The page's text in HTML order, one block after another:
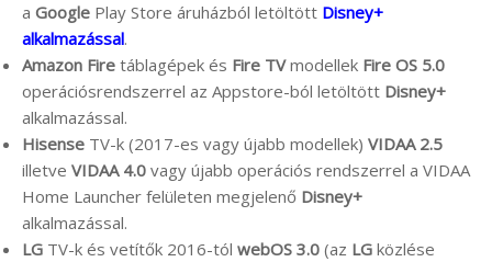
a Google Play Store áruházból letöltött Disney+
alkalmazással.
Amazon Fire táblagépek és Fire TVmodellek Fire OS 5.0
operációsrendszerrel az Appstore-ból letöltött Disney+
alkalmazással.
Hisense TV-k (2017-es vagy újabb modellek) VIDAA 2.5
illetve VIDAA 4.0 vagy újabb operációs rendszerrel a VIDAA
Home Launcher felületen megjelenő Disney+
alkalmazással.
LG TV-k és vetítők 2016-tól webOS 3.0 (az LG közlése